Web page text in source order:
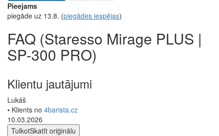
Pieejams
piegāde uz 13.8. (piegādes iespējas)
FAQ (Staresso Mirage PLUS |
SP-300 PRO)
Klientu jautājumi
Lukáš
• Klients no 4barista.cz
10.03.2026
TulkotSkatīt oriģinālu